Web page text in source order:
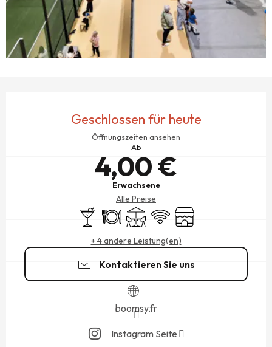
Geschlossen für heute
Öffnungszeiten ansehen
Ab
4,00 €
Erwachsene
Alle Preise
Bar / Getränkestand
Restaurant
TerrasseWi-Fi Shop
+ 4 andere Leistung(en)
Kontaktieren Sie uns
boomsy.fr
Instagram Seite